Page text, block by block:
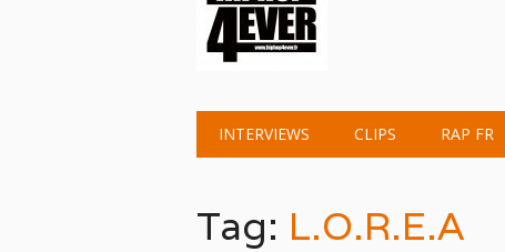
Main menu
INTERVIEWS CLIPS RAP FR
Tag: L.O.R.E.A